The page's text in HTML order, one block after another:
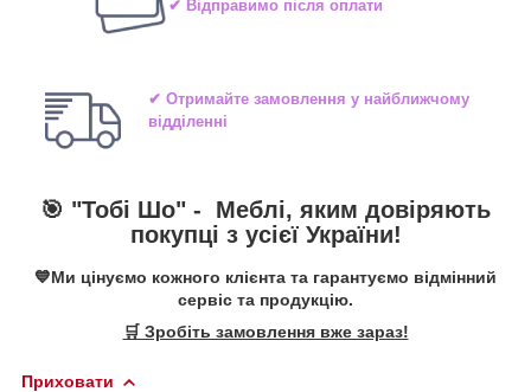
✔ Відправимо після оплати
✔ Отримайте замовлення у найближчому
відділенні
🎯 "Тобі Шо" - Меблі, яким довіряють
покупці з усієї України!
💙Ми цінуємо кожного клієнта та гарантуємо відмінний
сервіс та продукцію.
🛒 Зробіть замовлення вже зараз!
Приховати